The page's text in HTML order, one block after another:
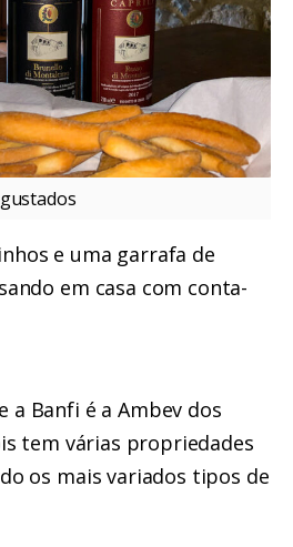
e uma garrafa de
em casa com conta-
a Banfi é a Ambev dos
tem várias propriedades
os mais variados tipos de